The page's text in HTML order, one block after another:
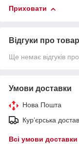
Приховати
Відгуки про товар
Ще немає відгуків
Умови доставки
Нова Пошта
Кур’єрська
Всі умови доставки